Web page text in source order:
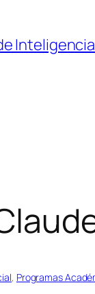
, Programas